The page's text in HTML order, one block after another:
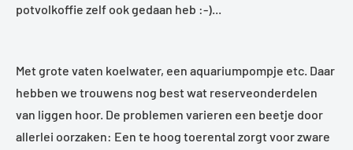
potvolkoffie zelf ook gedaan heb :-)...
Met grote vaten koelwater, een aquariumpompje etc. Daar
hebben we trouwens nog best wat reserveonderdelen
van liggen hoor. De problemen varieren een beetje door
allerlei oorzaken: Een te hoog toerental zorgt voor zware